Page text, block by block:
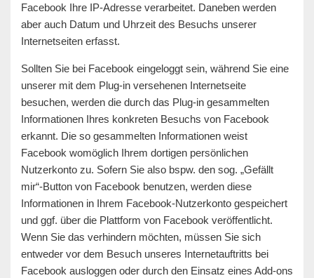
Facebook Ihre IP-Adresse verarbeitet. Daneben werden
aber auch Datum und Uhrzeit des Besuchs unserer
Internetseiten erfasst.
Sollten Sie bei Facebook eingeloggt sein, während Sie eine
unserer mit dem Plug-in versehenen Internetseite
besuchen, werden die durch das Plug-in gesammelten
Informationen Ihres konkreten Besuchs von Facebook
erkannt. Die so gesammelten Informationen weist
Facebook womöglich Ihrem dortigen persönlichen
Nutzerkonto zu. Sofern Sie also bspw. den sog. „Gefällt
mir“-Button von Facebook benutzen, werden diese
Informationen in Ihrem Facebook-Nutzerkonto gespeichert
und ggf. über die Plattform von Facebook veröffentlicht.
Wenn Sie das verhindern möchten, müssen Sie sich
entweder vor dem Besuch unseres Internetauftritts bei
Facebook ausloggen oder durch den Einsatz eines Add-ons